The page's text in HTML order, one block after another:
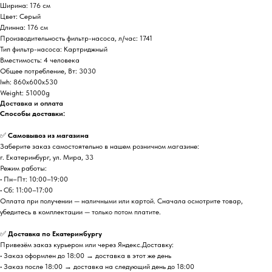
Ширина: 176 см
Цвет: Серый
Длинна: 176 см
Производительность фильтр-насоса, л/час: 1741
Тип фильтр-насоса: Картриджный
Вместимость: 4 человека
Общее потребление, Вт: 3030
lwh: 860x600x530
Weight: 51000g
Доставка и оплата
Способы доставки:
✅ Самовывоз из магазина
Заберите заказ самостоятельно в нашем розничном магазине:
г. Екатеринбург, ул. Мира, 33
Режим работы:
• Пн–Пт: 10:00–19:00
• Сб: 11:00–17:00
Оплата при получении — наличными или картой. Сначала осмотрите товар,
убедитесь в комплектации — только потом платите.
✅ Доставка по Екатеринбургу
Привезём заказ курьером или через Яндекс.Доставку:
• Заказ оформлен до 18:00 → доставка в этот же день
• Заказ после 18:00 → доставка на следующий день до 18:00